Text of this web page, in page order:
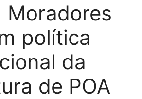
Moradores
política
da
de POA